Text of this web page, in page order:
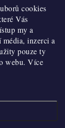
cookies
Vás
my a
inzerci a
pouze ty
webu. Více